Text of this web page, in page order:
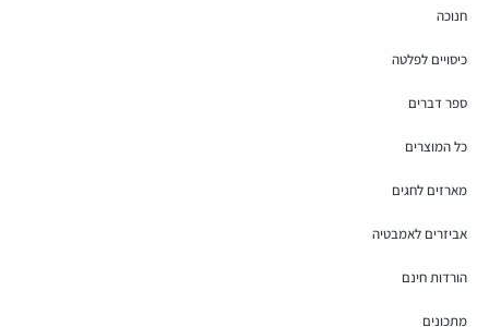
חנוכה
כיסויים לפלטה
ספר דברים
כל המוצרים
מארזים לחגים
אביזרים לאמבטיה
הורדות חינם
מתכונים